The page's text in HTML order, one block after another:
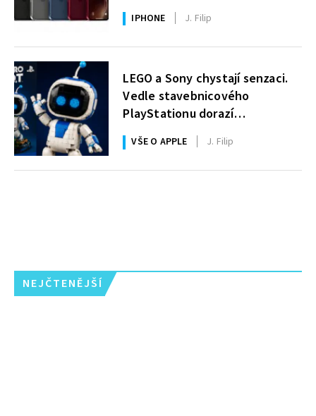
IPHONE J. Filip
LEGO a Sony chystají senzaci.
Vedle stavebnicového
PlayStationu dorazí
i legendární Astro Bot a bude
zdarma
VŠE O APPLE J. Filip
NEJČTENĚJŠÍ